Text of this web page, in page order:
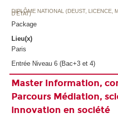
DIPLÔME NATIONAL (DEUST, LICENCE,
D'ETAT)
Package
Lieu(x)
Paris
Entrée Niveau 6 (Bac+3 et 4)
Master Information,
Parcours Médiation,
innovation en société